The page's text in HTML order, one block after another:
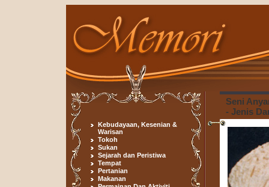
Kebudayaan, Kesenian &
Warisan
Tokoh
Sukan
Sejarah dan Peristiwa
Tempat
Pertanian
Makanan
Seni
- Jenis